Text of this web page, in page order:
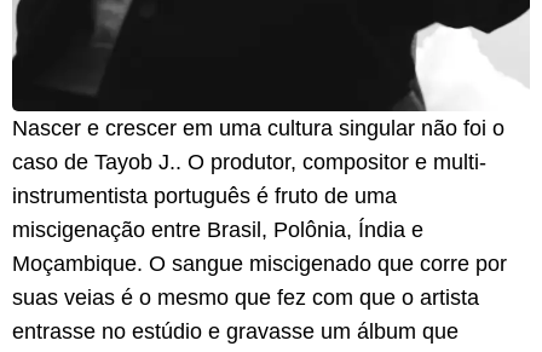
Nascer e crescer em uma cultura singular não foi o
caso de Tayob J.. O produtor, compositor e multi-
instrumentista português é fruto de uma
miscigenação entre Brasil, Polônia, Índia e
Moçambique. O sangue miscigenado que corre por
suas veias é o mesmo que fez com que o artista
entrasse no estúdio e gravasse um álbum que